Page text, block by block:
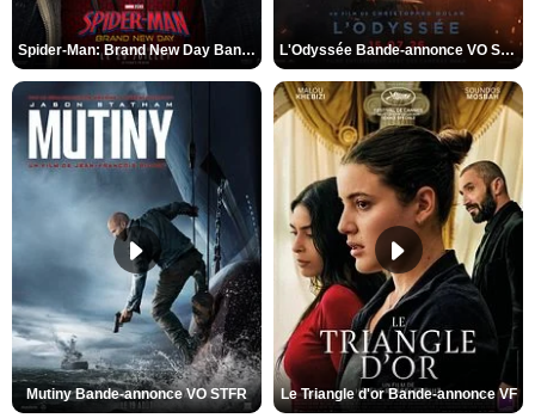
Spider-Man: Brand New Day Bande-annonce VO STFR L'Odyssée Bande-annonce VO STFR
Mutiny Bande-annonce VO STFR Le Triangle d'or Bande-annonce VF